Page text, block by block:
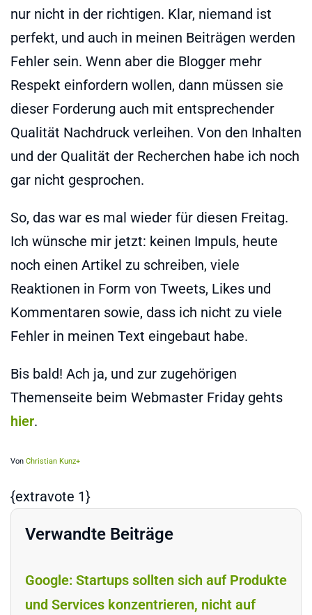
nur nicht in der richtigen. Klar, niemand ist
perfekt, und auch in meinen Beiträgen werden
Fehler sein. Wenn aber die Blogger mehr
Respekt einfordern wollen, dann müssen sie
dieser Forderung auch mit entsprechender
Qualität Nachdruck verleihen. Von den Inhalten
und der Qualität der Recherchen habe ich noch
gar nicht gesprochen.
So, das war es mal wieder für diesen Freitag.
Ich wünsche mir jetzt: keinen Impuls, heute
noch einen Artikel zu schreiben, viele
Reaktionen in Form von Tweets, Likes und
Kommentaren sowie, dass ich nicht zu viele
Fehler in meinen Text eingebaut habe.
Bis bald! Ach ja, und zur zugehörigen
Themenseite beim Webmaster Friday gehts
hier.
Von Christian Kunz+
{extravote 1}
Verwandte Beiträge
Google: Startups sollten sich auf Produkte
und Services konzentrieren, nicht auf